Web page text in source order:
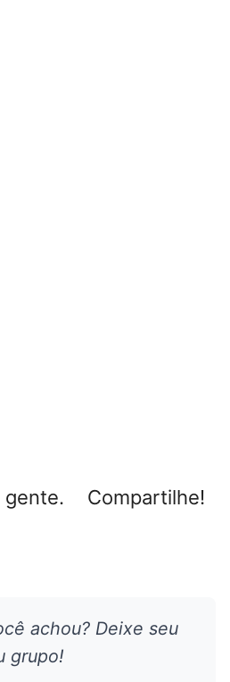
Compartilhe!
achou? Deixe seu
grupo!